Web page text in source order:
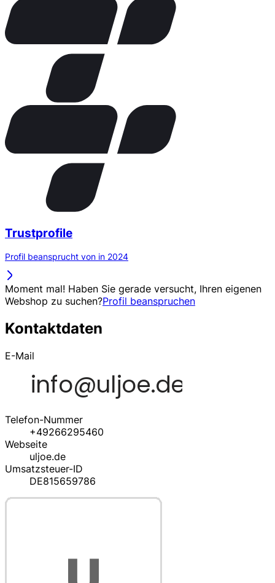
Trustprofile
Profil beansprucht von in 2024
Moment mal! Haben Sie gerade versucht, Ihren eigenen
Webshop zu suchen?Profil beanspruchen
Kontaktdaten
E-Mail
Telefon-Nummer
+49266295460
Webseite
uljoe.de
Umsatzsteuer-ID
DE815659786